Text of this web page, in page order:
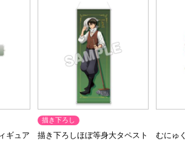
ギュア
描き下ろし
描き下ろしほぼ等身大タペスト
むにゅ